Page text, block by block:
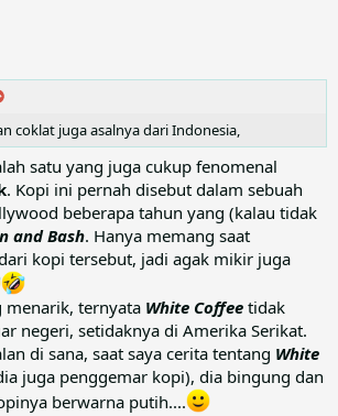
coklat juga asalnya dari Indonesia,
satu yang juga cukup fenomenal
. Kopi ini pernah disebut dalam sebuah
beberapa tahun yang (kalau tidak
and Bash. Hanya memang saat
kopi tersebut, jadi agak mikir juga
menarik, ternyata White Coffee tidak
negeri, setidaknya di Amerika Serikat.
di sana, saat saya cerita tentang White
juga penggemar kopi), dia bingung dan
berwarna putih....